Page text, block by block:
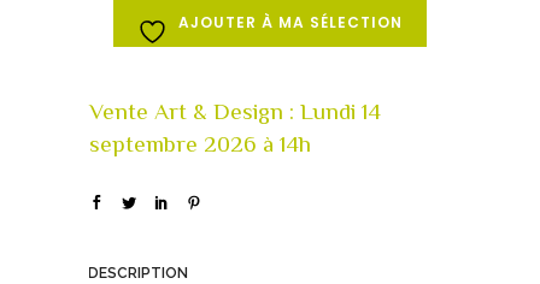
AJOUTER À MA SÉLECTION
DESCRIPTION